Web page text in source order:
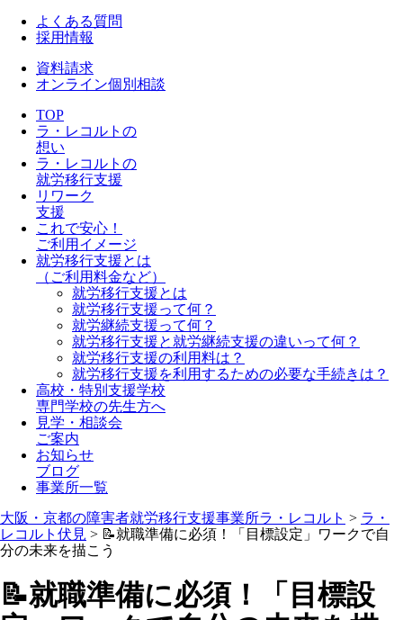
よくある質問
採用情報
資料請求
オンライン個別相談
TOP
ラ・レコルトの
想い
ラ・レコルトの
就労移行支援
リワーク
支援
これで安心！
ご利用イメージ
就労移行支援とは
（ご利用料金など）
就労移行支援とは
就労移行支援って何？
就労継続支援って何？
就労移行支援と就労継続支援の違いって何？
就労移行支援の利用料は？
就労移行支援を利用するための必要な手続きは？
高校・特別支援学校
専門学校の先生方へ
見学・相談会
ご案内
お知らせ
ブログ
事業所一覧
大阪・京都の障害者就労移行支援事業所ラ・レコルト > ラ・
レコルト伏見 > 📝就職準備に必須！「目標設定」ワークで自
分の未来を描こう
📝就職準備に必須！「目標設